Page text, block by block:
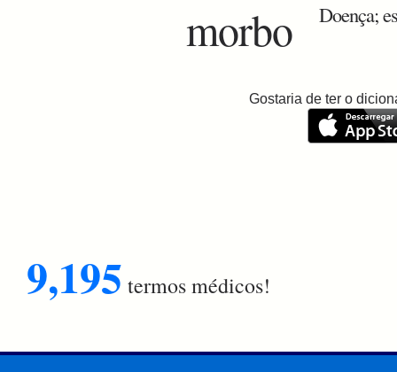
morbo Doença;
Gostaria de ter o
9,195 termos médicos!